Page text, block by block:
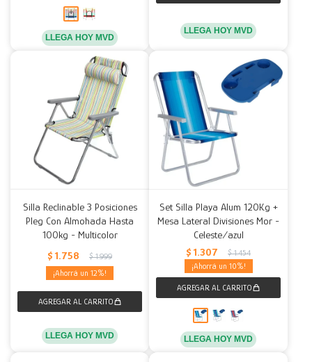
LLEGA HOY MVD
LLEGA HOY MVD
Silla Reclinable 3 Posiciones
Pleg Con Almohada Hasta
100kg - Multicolor
$ 1.758 $ 1.999
12
LLEGA HOY MVD
Set Silla Playa Alum 120Kg +
Mesa Lateral Divisiones Mor -
Celeste/azul
$ 1.307 $ 1.454
10
LLEGA HOY MVD